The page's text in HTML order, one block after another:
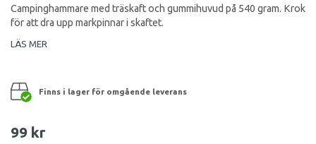
Campinghammare med träskaft och gummihuvud på 540 gram. Krok
för att dra upp markpinnar i skaftet.
LÄS MER
Finns i lager för omgående leverans
99 kr